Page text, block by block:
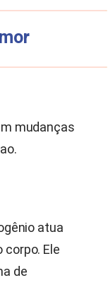
mudanças
atua
Ele
de